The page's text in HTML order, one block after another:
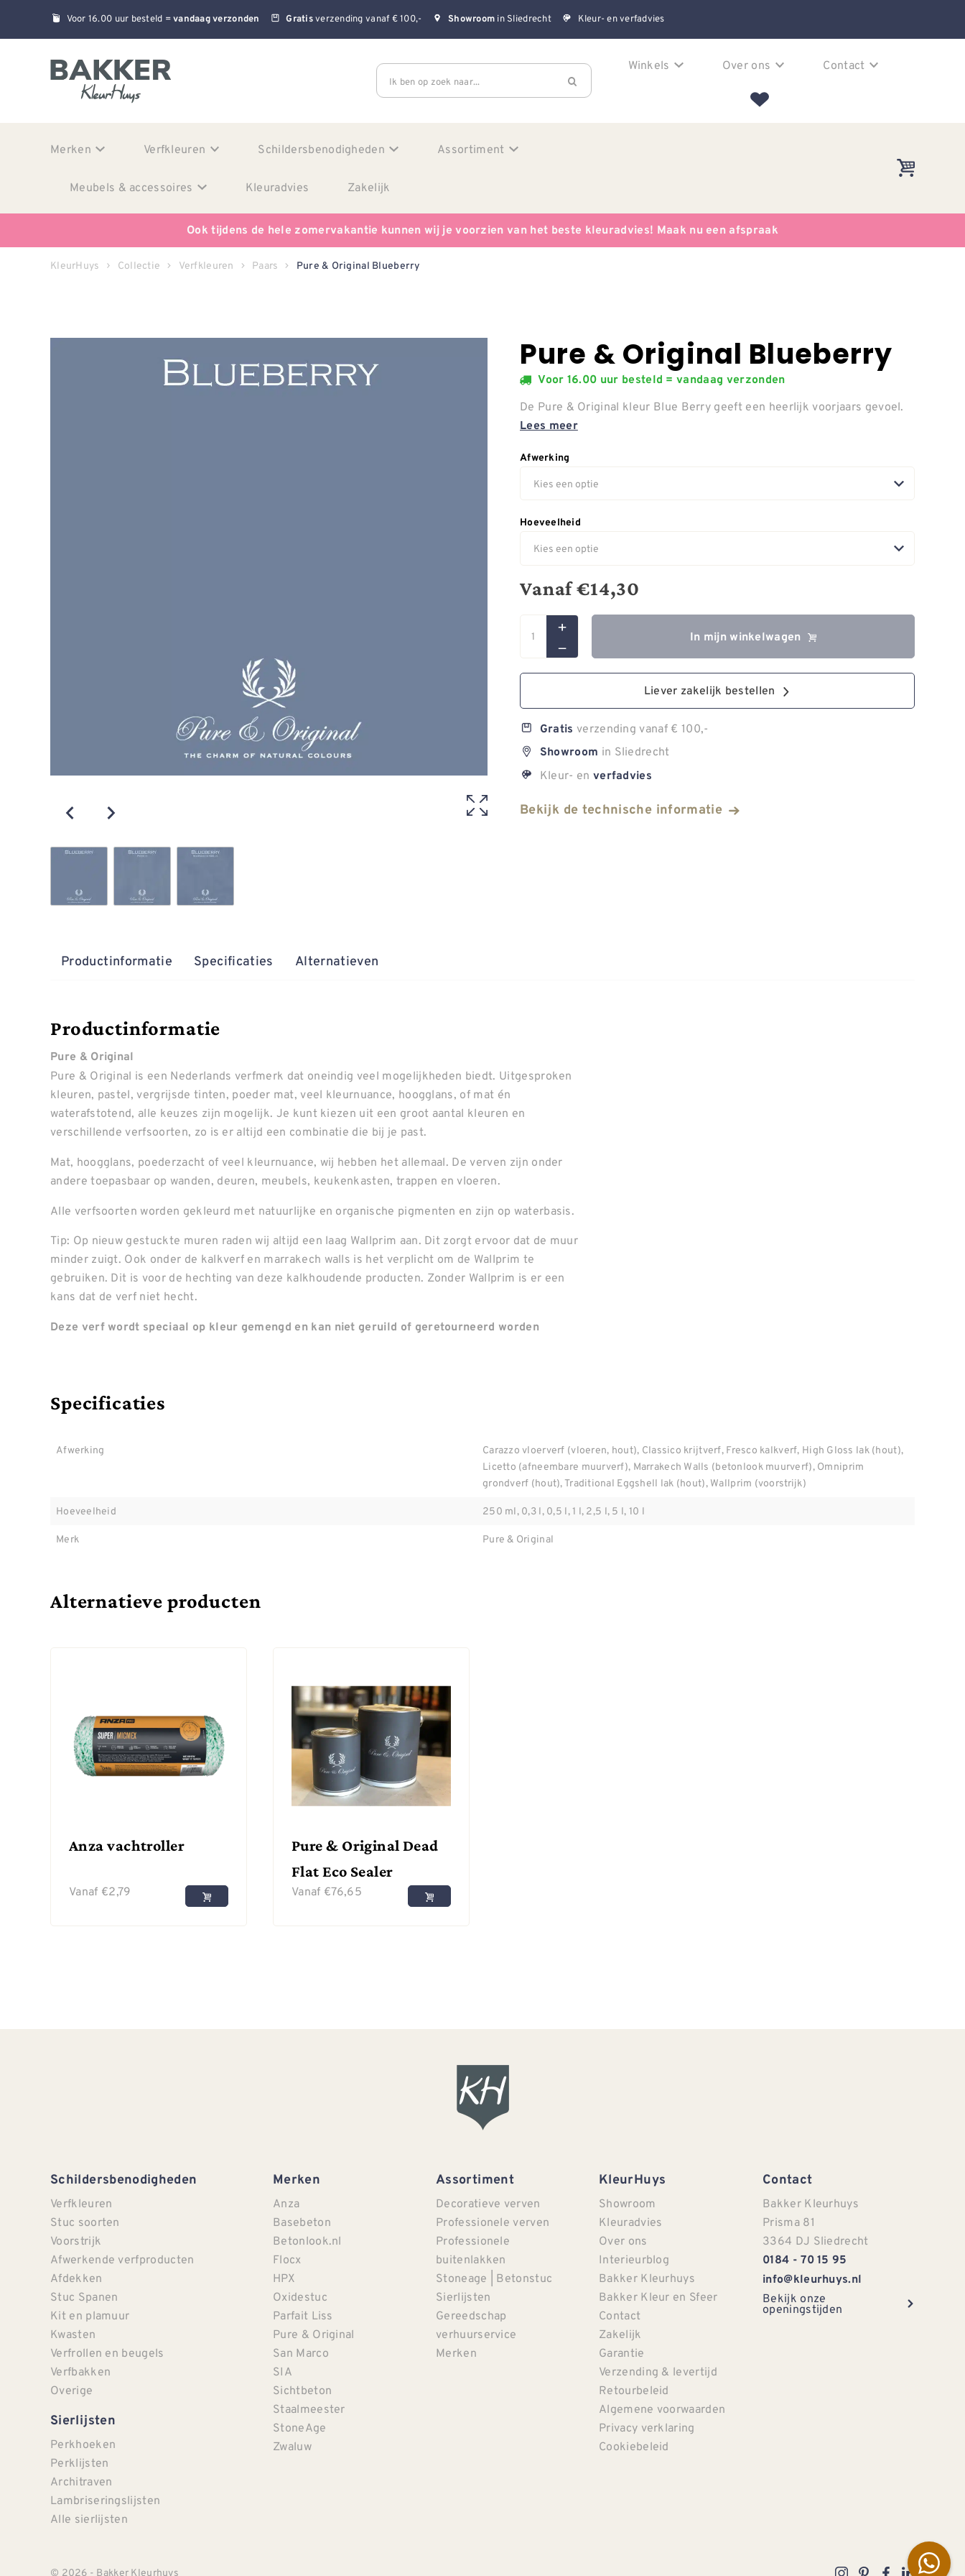
Voor 16.00 uur besteld =vandaag verzonden Gratisverzending vanaf € 100,- Showroom in Sliedrecht Kleur- en verfadvies
Ik ben op zoek naar...
Winkels Over ons Contact
Merken Verfkleuren Schildersbenodigheden Assortiment
Meubels & accessoires Kleuradvies Zakelijk
Ook tijdens de hele zomervakantie kunnen wij je voorzien van het beste kleuradvies! Maak nu een afspraak
KleurHuys Collectie Verfkleuren Paars Pure & Original Blueberry
Pure & Original Blueberry
Voor 16.00 uur besteld = vandaag verzonden
De Pure & Original kleur Blue Berry geeft een heerlijk voorjaars gevoel.
Lees meer
Afwerking
Hoeveelheid
Vanaf€14,30
In mijn winkelwagen
Liever zakelijk bestellen
Gratis verzending vanaf € 100,-
Showroom in Sliedrecht
Kleur- en verfadvies
Bekijk de technische informatie
Productinformatie Specificaties Alternatieven
Productinformatie
Pure & Original
Pure & Original is een Nederlands verfmerk dat oneindig veel mogelijkheden biedt. Uitgesproken
kleuren, pastel, vergrijsde tinten, poeder mat, veel kleurnuance, hoogglans, of mat én
waterafstotend, alle keuzes zijn mogelijk. Je kunt kiezen uit een groot aantal kleuren en
verschillende verfsoorten, zo is er altijd een combinatie die bij je past.
Mat, hoogglans, poederzacht of veel kleurnuance, wij hebben het allemaal. De verven zijn onder
andere toepasbaar op wanden, deuren, meubels, keukenkasten, trappen en vloeren.
Alle verfsoorten worden gekleurd met natuurlijke en organische pigmenten en zijn op waterbasis.
Tip: Op nieuw gestuckte muren raden wij altijd een laag Wallprim aan. Dit zorgt ervoor dat de muur
minder zuigt. Ook onder de kalkverf en marrakech walls is het verplicht om de Wallprim te
gebruiken. Dit is voor de hechting van deze kalkhoudende producten. Zonder Wallprim is er een
kans dat de verf niet hecht.
Deze verf wordt speciaal op kleur gemengd en kan niet geruild of geretourneerd worden
Specificaties
Afwerking
Carazzo vloerverf (vloeren, hout), Classico krijtverf, Fresco kalkverf, High Gloss lak (hout),
Licetto (afneembare muurverf), Marrakech Walls (betonlook muurverf), Omniprim
grondverf (hout), Traditional Eggshell lak (hout), Wallprim (voorstrijk)
Hoeveelheid
250 ml, 0,3 l, 0,5 l, 1 l, 2,5 l, 5 l, 10 l
Merk
Pure & Original
Alternatieve producten
Anza vachtroller
Vanaf €2,79
Pure & Original Dead
Flat Eco Sealer
Vanaf €76,65
Schildersbenodigheden
Verfkleuren
Stuc soorten
Voorstrijk
Afwerkende verfproducten
Afdekken
Stuc Spanen
Kit en plamuur
Kwasten
Verfrollen en beugels
Verfbakken
Overige
Sierlijsten
Perkhoeken
Perklijsten
Architraven
Lambriseringslijsten
Alle sierlijsten
Merken
Anza
Basebeton
Betonlook.nl
Flocx
HPX
Oxidestuc
Parfait Liss
Pure & Original
San Marco
SIA
Sichtbeton
Staalmeester
StoneAge
Zwaluw
Assortiment
Decoratieve verven
Professionele verven
Professionele
buitenlakken
Stoneage | Betonstuc
Sierlijsten
Gereedschap
verhuurservice
Merken
KleurHuys
Showroom
Kleuradvies
Over ons
Interieurblog
Bakker Kleurhuys
Bakker Kleur en Sfeer
Contact
Zakelijk
Garantie
Verzending & levertijd
Retourbeleid
Algemene voorwaarden
Privacy verklaring
Cookiebeleid
Contact
Bakker Kleurhuys
Prisma 81
3364 DJ Sliedrecht
0184 - 70 15 95
info@kleurhuys.nl
Bekijk onze
openingstijden
© 2026 - Bakker Kleurhuys